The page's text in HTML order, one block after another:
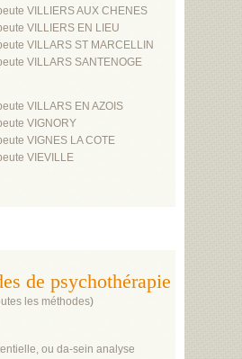
VILLIERS AUX CHENES
VILLIERS EN LIEU
VILLARS ST MARCELLIN
VILLARS SANTENOGE
VILLARS EN AZOIS
VIGNORY
VIGNES LA COTE
VIEVILLE
de psychothérapie
les méthodes)
ou da-sein analyse